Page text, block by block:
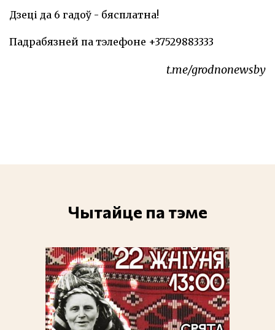
Дзеці да 6 гадоў - бясплатна!
Падрабязней па тэлефоне +37529883333
t.me/grodnonewsby
Чытайце па тэме